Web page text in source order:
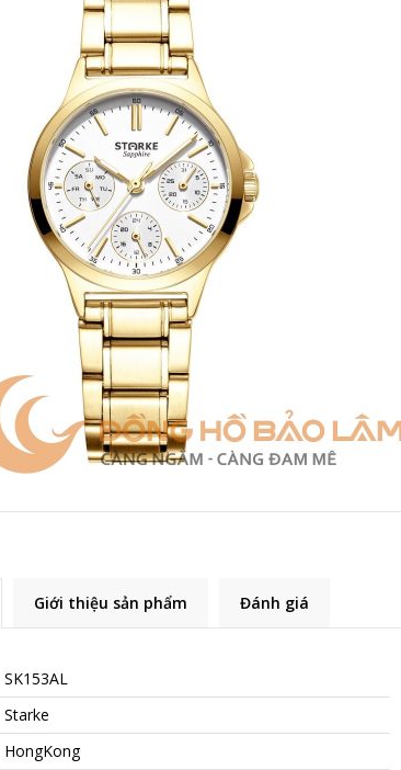
Giới thiệu sản phẩm Đánh giá
SK153AL
Starke
HongKong